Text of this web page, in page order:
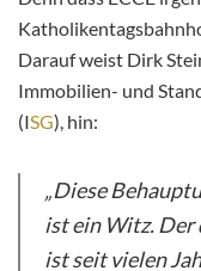
Darauf weist Dirk
Immobilien- und
(ISG), hin:
„Diese
ist ein Witz. Der
ist seit vielen